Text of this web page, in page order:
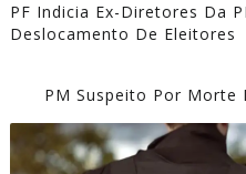
PF Indicia Ex-Diretores Da
Deslocamento De Eleitores
PM Suspeito Por Morte